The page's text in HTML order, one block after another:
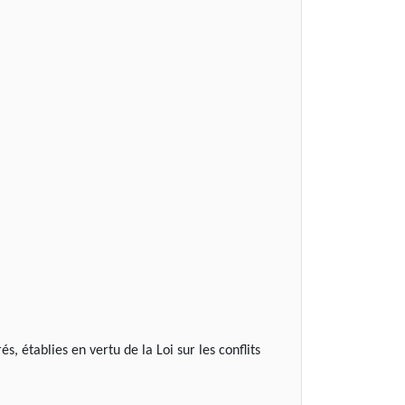
établies en vertu de la Loi sur les conflits